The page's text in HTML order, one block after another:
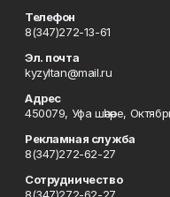
Телефон
8(347)272-13-61
Эл. почта
kyzyltan@mail.ru
Адрес
450079, Уфа шәһәре,
Рекламная служба
8(347)272-62-27
Сотрудничество